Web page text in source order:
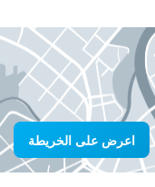
اعرض على الخريطة